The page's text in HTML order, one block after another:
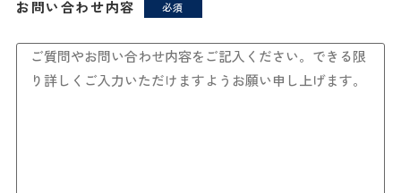
お問い合わせ内容